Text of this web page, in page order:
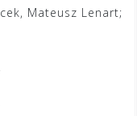
Mateusz Lenart;